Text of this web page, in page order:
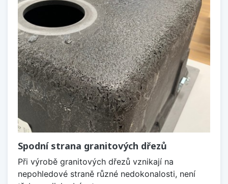
Spodní strana granitových dřezů
Při výrobě granitových dřezů vznikají na
nepohledové straně různé nedokonalosti, není